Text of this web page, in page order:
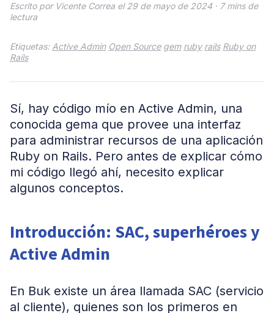
Escrito por Vicente Correa el 29 de mayo de 2024 · 7 mins de
lectura
Etiquetas: Active Admin Open Source gem ruby rails Ruby on
Rails
Sí, hay código mío en Active Admin, una
conocida gema que provee una interfaz
para administrar recursos de una aplicación
Ruby on Rails. Pero antes de explicar cómo
mi código llegó ahí, necesito explicar
algunos conceptos.
Introducción: SAC, superhéroes y
Active Admin
En Buk existe un área llamada SAC (servicio
al cliente), quienes son los primeros en